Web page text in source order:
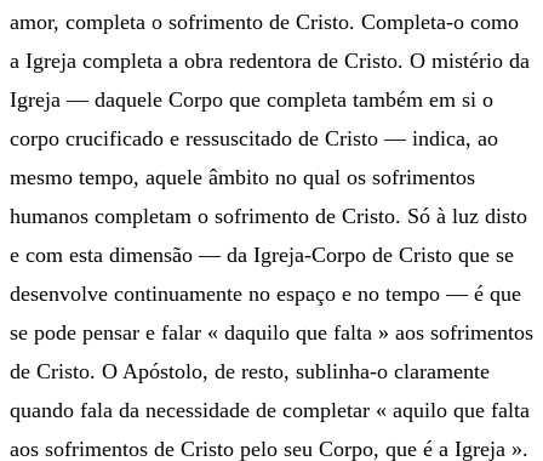
amor, completa o sofrimento de Cristo. Completa-o como
a Igreja completa a obra redentora de Cristo. O mistério da
Igreja — daquele Corpo que completa também em si o
corpo crucificado e ressuscitado de Cristo — indica, ao
mesmo tempo, aquele âmbito no qual os sofrimentos
humanos completam o sofrimento de Cristo. Só à luz disto
e com esta dimensão — da Igreja-Corpo de Cristo que se
desenvolve continuamente no espaço e no tempo — é que
se pode pensar e falar « daquilo que falta » aos sofrimentos
de Cristo. O Apóstolo, de resto, sublinha-o claramente
quando fala da necessidade de completar « aquilo que falta
aos sofrimentos de Cristo pelo seu Corpo, que é a Igreja ».